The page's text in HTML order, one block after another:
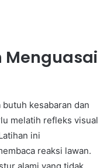
kesabaran dan
melatih refleks visual
ini
reaksi lawan.